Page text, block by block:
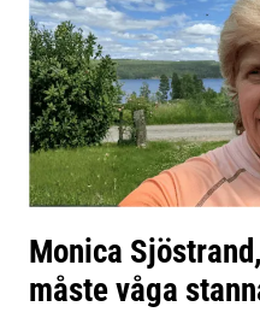
Monica
måste våga